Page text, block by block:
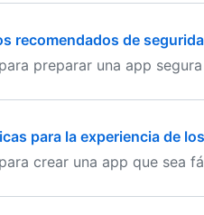
recomendados de
preparar una app
para la experiencia de
crear una app que sea